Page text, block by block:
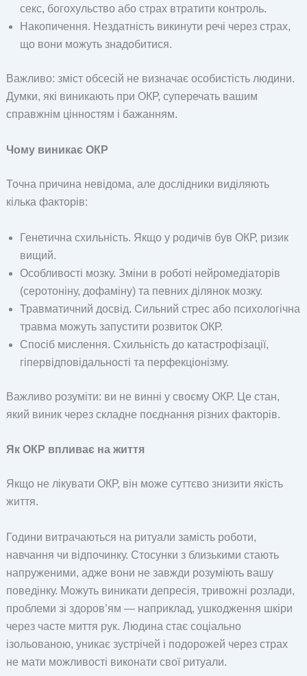
секс, богохульство або страх втратити контроль.
Накопичення. Нездатність викинути речі через страх,
що вони можуть знадобитися.
Важливо: зміст обсесій не визначає особистість людини.
Думки, які виникають при ОКР, суперечать вашим
справжнім цінностям і бажанням.
Чому виникає ОКР
Точна причина невідома, але дослідники виділяють
кілька факторів:
Генетична схильність. Якщо у родичів був ОКР, ризик
вищий.
Особливості мозку. Зміни в роботі нейромедіаторів
(серотоніну, дофаміну) та певних ділянок мозку.
Травматичний досвід. Сильний стрес або психологічна
травма можуть запустити розвиток ОКР.
Спосіб мислення. Схильність до катастрофізації,
гіпервідповідальності та перфекціонізму.
Важливо розуміти: ви не винні у своєму ОКР. Це стан,
який виник через складне поєднання різних факторів.
Як ОКР впливає на життя
Якщо не лікувати ОКР, він може суттєво знизити якість
життя.
Години витрачаються на ритуали замість роботи,
навчання чи відпочинку. Стосунки з близькими стають
напруженими, адже вони не завжди розуміють вашу
поведінку. Можуть виникати депресія, тривожні розлади,
проблеми зі здоров’ям — наприклад, ушкодження шкіри
через часте миття рук. Людина стає соціально
ізольованою, уникає зустрічей і подорожей через страх
не мати можливості виконати свої ритуали.